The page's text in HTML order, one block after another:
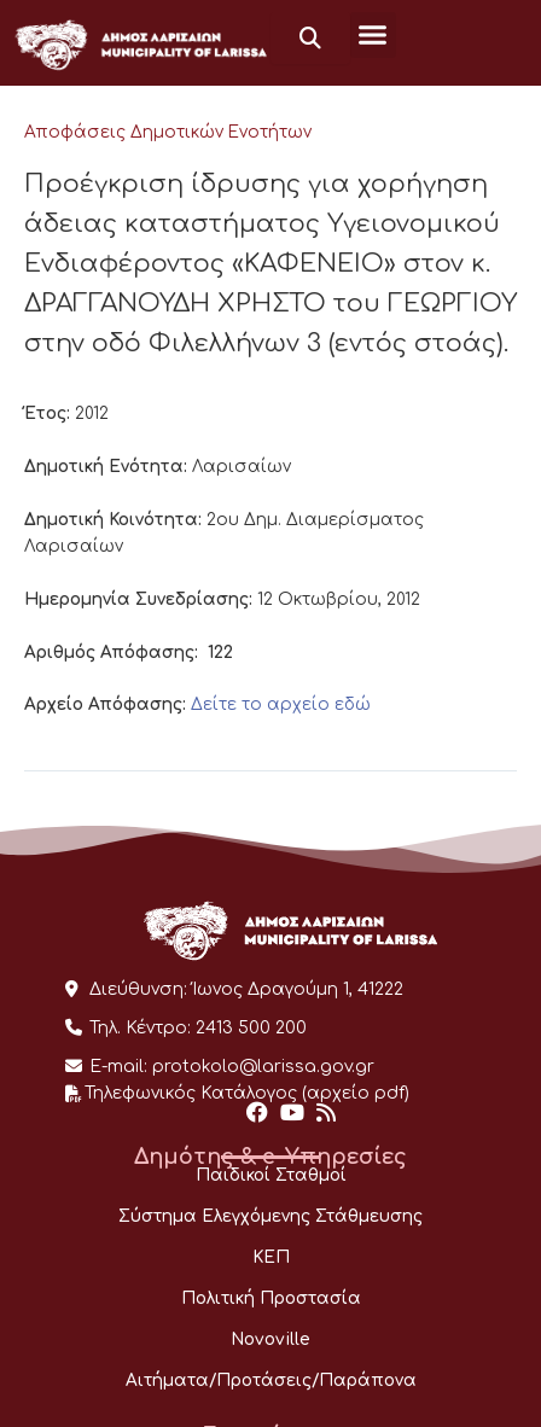
στο
περιεχόμενο
Αποφάσεις Δημοτικών Ενοτήτων
Προέγκριση ίδρυσης για χορήγηση
άδειας καταστήματος Υγειονομικού
Ενδιαφέροντος «ΚΑΦΕΝΕΙΟ» στον κ.
ΔΡΑΓΓΑΝΟΥΔΗ ΧΡΗΣΤΟ του ΓΕΩΡΓΙΟΥ
στην οδό Φιλελλήνων 3 (εντός στοάς).
Έτος: 2012
Δημοτική Ενότητα: Λαρισαίων
Δημοτική Κοινότητα: 2ου Δημ. Διαμερίσματος
Λαρισαίων
Ημερομηνία Συνεδρίασης: 12 Οκτωβρίου, 2012
Αριθμός Απόφασης: 122
Αρχείο Απόφασης: Δείτε το αρχείο εδώ
Διεύθυνση: Ίωνος Δραγούμη 1, 41222
Τηλ. Κέντρο: 2413 500 200
E-mail: protokolo@larissa.gov.gr
Τηλεφωνικός Κατάλογος (αρχείο pdf)
Δημότης & e-Υπηρεσίες
Παιδικοί Σταθμοί
Σύστημα Ελεγχόμενης Στάθμευσης
ΚΕΠ
Πολιτική Προστασία
Novoville
Αιτήματα/Προτάσεις/Παράπονα